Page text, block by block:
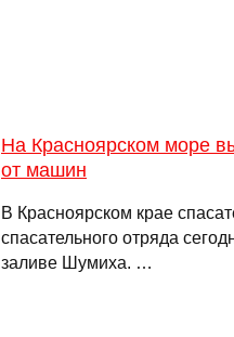
На Красноярском море
от машин
В Красноярском крае
спасательного отряда
заливе Шумиха. …